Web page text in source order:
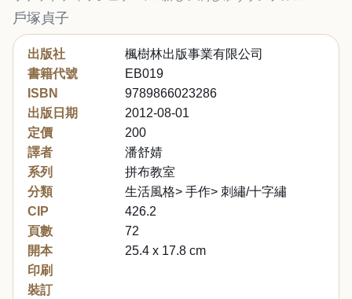
戶塚貞子
出版社
楓樹林出版事業有限公司
書籍代號
EB019
ISBN
9789866023286
出版日期
2012-08-01
定價
200
譯者
潘舒婧
系列
拼布教室
分類
生活風格> 手作> 刺繡/十字繡
CIP
426.2
頁數
72
開本
25.4 x 17.8 cm
印刷
裝訂